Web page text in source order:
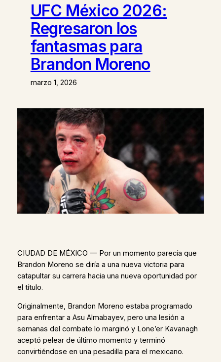
UFC México 2026:
Regresaron los
fantasmas para
Brandon Moreno
marzo 1, 2026
CIUDAD DE MÉXICO — Por un momento parecía que
Brandon Moreno se diría a una nueva victoria para
catapultar su carrera hacia una nueva oportunidad por
el título.
Originalmente, Brandon Moreno estaba programado
para enfrentar a Asu Almabayev, pero una lesión a
semanas del combate lo marginó y Lone’er Kavanagh
aceptó pelear de último momento y terminó
convirtiéndose en una pesadilla para el mexicano.